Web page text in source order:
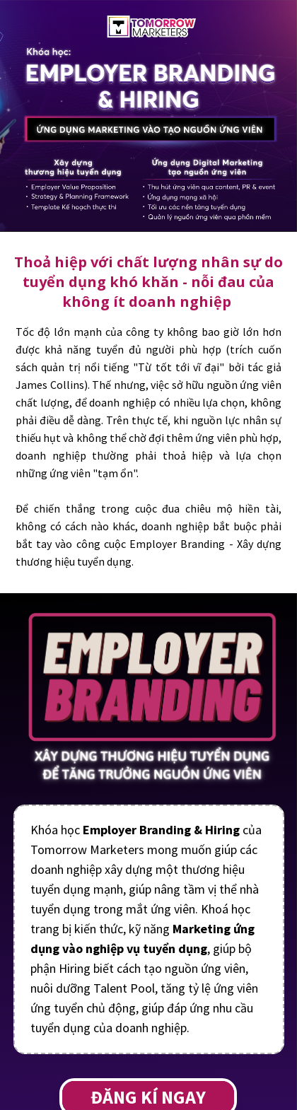
Tốc độ lớn mạnh của công ty không bao giờ lớn hơn
được khả năng tuyển đủ người phù hợp (trích cuốn
sách quản trị nổi tiếng "Từ tốt tới vĩ đại" bởi tác giả
James Collins). Thế nhưng, việc sở hữu nguồn ứng viên
chất lượng, để doanh nghiệp có nhiều lựa chọn, không
phải điều dễ dàng. Trên thực tế, khi nguồn lực nhân sự
thiếu hụt và không thể chờ đợi thêm ứng viên phù hợp,
doanh nghiệp thường phải thoả hiệp và lựa chọn
những ứng viên "tạm ổn".
Để chiến thắng trong cuộc đua chiêu mộ hiền tài,
không có cách nào khác, doanh nghiệp bắt buộc phải
bắt tay vào công cuộc Employer Branding - Xây dựng
thương hiệu tuyển dụng.
Thoả hiệp với chất lượng nhân sự do
tuyển dụng khó khăn - nỗi đau của
không ít doanh nghiệp
ĐĂNG KÍ NGAY
Khóa học Employer Branding & Hiringcủa
Tomorrow Marketers mong muốn giúp các
doanh nghiệp xây dựng một thương hiệu
tuyển dụng mạnh, giúp nâng tầm vị thể nhà
tuyển dụng trong mắt ứng viên. Khoá học
trang bị kiến thức, kỹ năng Marketing ứng
dụng vào nghiệp vụ tuyển dụng, giúp bộ
phận Hiring biết cách tạo nguồn ứng viên,
nuôi dưỡng Talent Pool, tăng tỷ lệ ứng viên
ứng tuyển chủ động, giúp đáp ứng nhu cầu
tuyển dụng của doanh nghiệp.